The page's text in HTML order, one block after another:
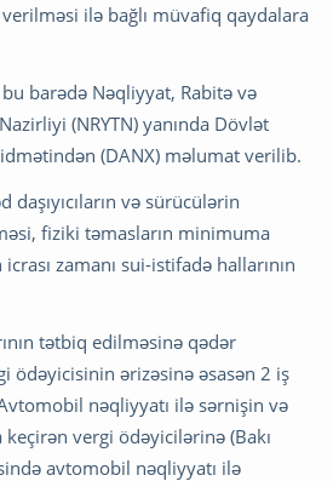
ilə bağlı müvafiq qaydalara
barədə Nəqliyyat, Rabitə və
(NRYTN) yanında Dövlət
(DANX) məlumat verilib.
və sürücülərin
fiziki təmasların minimuma
zamanı sui-istifadə hallarının
tətbiq edilməsinə qədər
ödəyicisinin ərizəsinə əsasən 2 iş
nəqliyyatı ilə sərnişin və
keçirən vergi ödəyicilərinə (Bakı
avtomobil nəqliyyatı ilə